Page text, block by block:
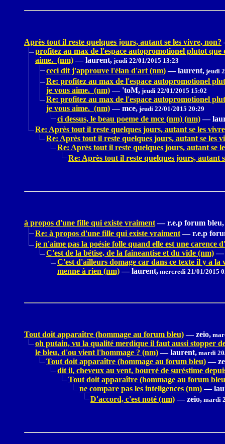
Après tout il reste quelques jours, autant se les vivre, non?
profitez au max de l'espace autopromotionel plutot
aime. (nm) — laurent, jeudi 22/01/2015 13:23
ceci dit j'approuve l'élan d'art (nm) — laurent, jeudi
Re: profitez au max de l'espace autopromotionel
je vous aime. (nm) — 'toM, jeudi 22/01/2015 15:02
Re: profitez au max de l'espace autopromotionel
je vous aime. (nm) — mce, jeudi 22/01/2015 20:29
ci dessus, le beau poeme de mce (nm) (nm) —
Re: Après tout il reste quelques jours, autant se les
Re: Après tout il reste quelques jours, autant se les
Re: Après tout il reste quelques jours, autant se
Re: Après tout il reste quelques jours, autant
à propos d'une fille qui existe vraiment — r.e.p forum bleu,
Re: à propos d'une fille qui existe vraiment — r.e.p
je n'aime pas la poésie folle quand elle est une carence
C'est de la bétise, de la faineantise et du vide (nm) —
C'est d'ailleurs domage car dans ce texte il y a
menne à rien (nm) — laurent, mercredi 21/01/2015
Tout doit apparaître (hommage au forum bleu) — zeio,
oh putain, vu la qualité merdique il faut aussi stopper
le bleu, d'ou vient l'hommage ? (nm) — laurent, mardi
Tout doit apparaître (hommage au forum bleu) —
dit il, cheveux au vent, bourré de suréstime
Tout doit apparaître (hommage au forum
ne compare pas les inteligences (nm) —
D'accord, c'est noté (nm) — zeio, mardi